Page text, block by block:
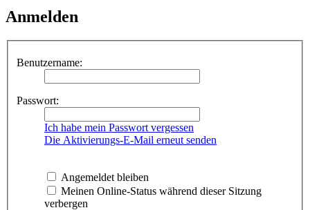
Anmelden
Benutzername:
Passwort:
Ich habe mein Passwort vergessen
Die Aktivierungs-E-Mail erneut senden
Angemeldet bleiben
Meinen Online-Status während dieser Sitzung
verbergen